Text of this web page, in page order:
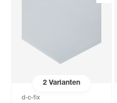
2Varianten
d-c-fix